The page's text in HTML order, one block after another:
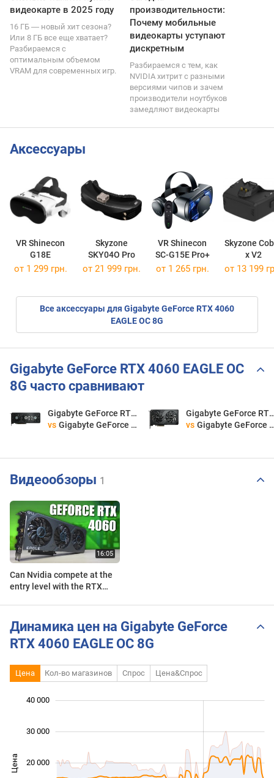
видеокарте в 2025 году
16 ГБ ― новый хит сезона?
Или 8 ГБ все еще хватает?
Разбираемся с
оптимальным объемом
VRAM для современных игр.
производительности:
Почему мобильные
видеокарты уступают
дискретным
Разбираемся с тем, как
NVIDIA хитрит с разными
версиями чипов и зачем
производители ноутбуков
замедляют видеокарты
Аксессуары
VR Shinecon
G18E
Skyzone
SKY04O Pro
VR Shinecon
SC-G15E Pro+
Skyzone
x V2
от 1 299 грн. от 21 999 грн. от 1 265 грн. от 13 199
Все аксессуары для Gigabyte GeForce RTX 4060
EAGLE OC 8G
Gigabyte GeForce RTX 4060 EAGLE OC
8G часто сравнивают
Gigabyte GeForce RTX 4060 EAGLE OC 8G
vs Gigabyte GeForce RTX 5060 EAGLE MAX OC 8G
Gigabyte GeForce
vs Gigabyte GeForce RTX 5060 WINDFORCE OC 8G
Видеообзоры 1
Can Nvidia compete at the
entry level with the RTX
Динамика цен на Gigabyte GeForce
RTX 4060 EAGLE OC 8G
Цена Кол-во магазинов Спрос Цена&Спрос
Цена 10 000
20 000
30 000
40 000